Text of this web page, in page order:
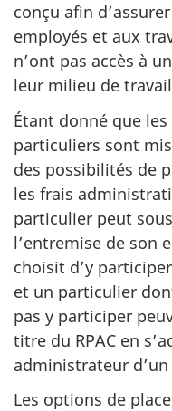
conçu afin
employés et aux
n’ont pas accès à
leur milieu de
Étant donné que
particuliers sont
des possibilités de
les frais
particulier peut
l’entremise de son
choisit d’y
et un particulier
pas y participer
titre du RPAC en
administrateur d’un
Les options de